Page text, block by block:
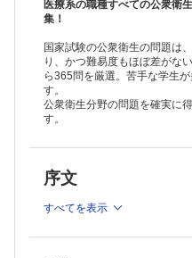
12 成人保健
13 高齢者保健および介護保険
15 精神保健
16 感染症とその対策
17 国民栄養と食品保健
18 学校保健
19 産業保健
21 終末期ケア
索引
医療系の職種すべての公衆衛
集！
国家試験の公衆衛生の問題は
り、かつ難易度もほぼ差がな
ら365問を厳選。苦手な学生
す。
公衆衛生分野の問題を確実に
す。
序文
すべてを表示